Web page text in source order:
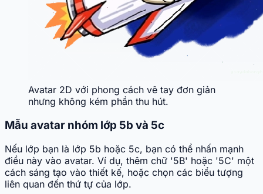
Avatar 2D với phong cách vẽ tay đơn giản
nhưng không kém phần thu hút.
Mẫu avatar nhóm lớp 5b và 5c
Nếu lớp bạn là lớp 5b hoặc 5c, bạn có thể nhấn mạnh
điều này vào avatar. Ví dụ, thêm chữ '5B' hoặc '5C' một
cách sáng tạo vào thiết kế, hoặc chọn các biểu tượng
liên quan đến thứ tự của lớp.